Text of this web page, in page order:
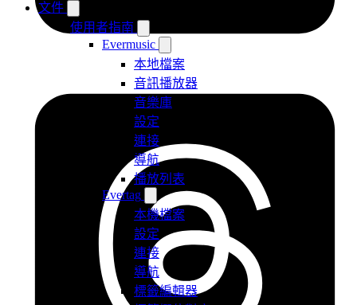
文件
使用者指南
Evermusic
本地檔案
音訊播放器
音樂庫
設定
連接
導航
播放列表
Evertag
本機檔案
設定
連接
導航
標籤編輯器